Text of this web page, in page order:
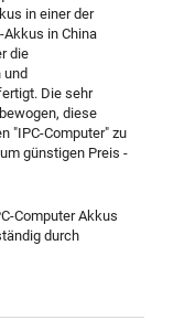
in einer der
in China
die
und
Die sehr
diese
"IPC-Computer" zu
günstigen Preis -
Computer Akkus
durch